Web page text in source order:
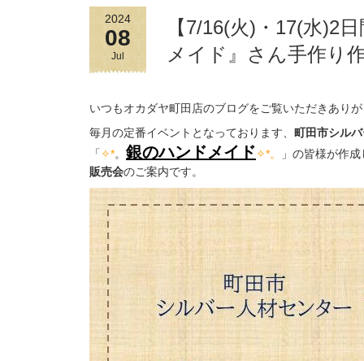
2024
08
Jul
【7/16(火)・17(水)2
メイド』さん手作り
いつもオカダヤ町田店のブログをご覧いただきあり
毎月の定番イベントとなっております、 町田市シル
「✧*。 銀のハンドメイド✧*。
」の皆様が作
販売会のご案内です。